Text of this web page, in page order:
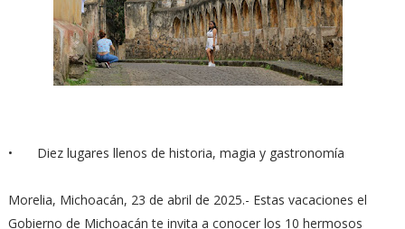
• Diez lugares llenos de historia, magia y gastronomía
Morelia, Michoacán, 23 de abril de 2025.- Estas vacaciones el
Gobierno de Michoacán te invita a conocer los 10 hermosos